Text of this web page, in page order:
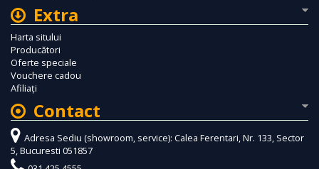
Extra
Harta sitului
Producători
Oferte speciale
Vouchere cadou
Afiliaţi
Contact
Adresa Sediu (showroom, service): Calea Ferentari, Nr. 133, Sector
5, Bucuresti 051857